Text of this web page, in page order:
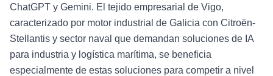
ChatGPT y Gemini. El tejido empresarial de Vigo,
caracterizado por motor industrial de Galicia con Citroën-
Stellantis y sector naval que demandan soluciones de IA
para industria y logística marítima, se beneficia
especialmente de estas soluciones para competir a nivel